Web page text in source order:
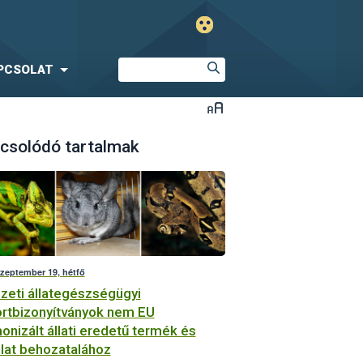
tartalmak
19, hétfő
állategészségügyi
nem EU
állati eredetű termék és
behozatalához